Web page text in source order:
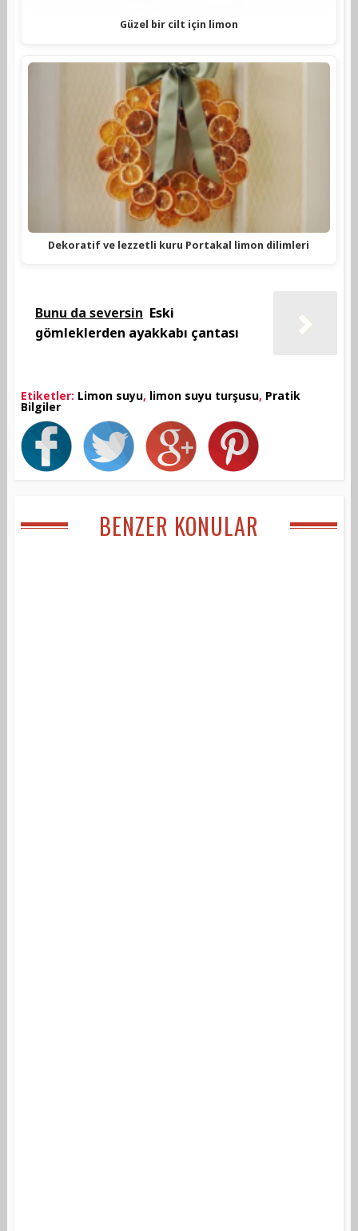
Güzel bir cilt için limon
Dekoratif ve lezzetli kuru Portakal limon dilimleri
Bunu da seversin Eski
gömleklerden ayakkabı çantası
Etiketler: Limon suyu, limon suyu turşusu, Pratik
Bilgiler
BENZER KONULAR